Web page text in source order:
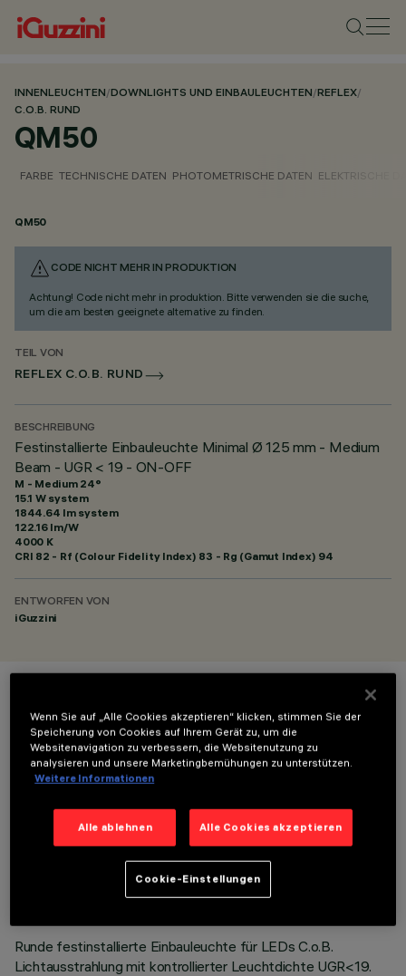
INNENLEUCHTEN/DOWNLIGHTS UND EINBAULEUCHTEN/REFLEX/
C.O.B. RUND
QM50
FARBE TECHNISCHE DATEN PHOTOMETRISCHE DATEN ELEKTRISCHE
QM50
CODE NICHT MEHR IN PRODUKTION
Achtung! Code nicht mehr in produktion. Bitte verwenden sie die suche,
um die am besten geeignete alternative zu finden.
TEIL VON
REFLEX C.O.B. RUND
BESCHREIBUNG
Festinstallierte Einbauleuchte Minimal Ø 125 mm - Medium
Beam - UGR < 19 - ON-OFF
M - Medium 24°
15.1 W system
1844.64 lm system
122.16 lm/W
4000 K
CRI 82 - Rf (Colour Fidelity Index) 83 - Rg (Gamut Index) 94
ENTWORFEN VON
iGuzzini
FARBE
TECHNISCHE DATEN
LETZTES UPDATE: 01.08.2026
Runde festinstallierte Einbauleuchte für LEDs C.o.B.
Lichtausstrahlung mit kontrollierter Leuchtdichte UGR<19.
Wenn Sie auf „Alle Cookies akzeptieren“ klicken, stimmen Sie der
Speicherung von Cookies auf Ihrem Gerät zu, um die
Websitenavigation zu verbessern, die Websitenutzung zu
analysieren und unsere Marketingbemühungen zu unterstützen.
Weitere Informationen
Alle ablehnen Alle Cookies akzeptieren
Cookie-Einstellungen